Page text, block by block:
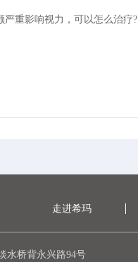
严重影响视力，可以怎么治疗?
走进希玛
水桥背永兴路94号